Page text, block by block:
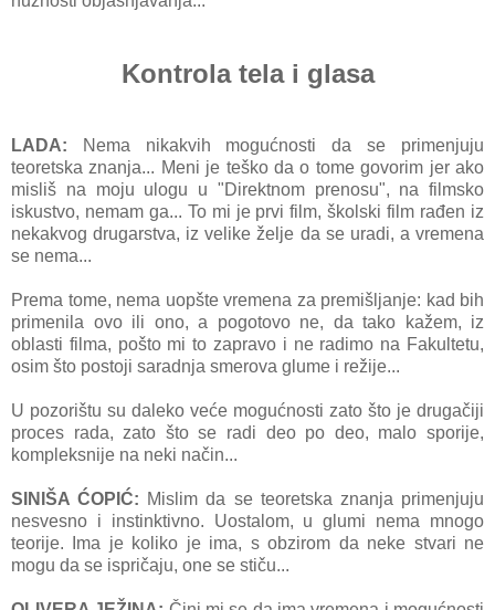
Kontrola tela i glasa
LADA: Nema nikakvih mogućnosti da se primenjuju
teoretska znanja... Meni je teško da o tome govorim jer ako
misliš na moju ulogu u "Direktnom prenosu", na filmsko
iskustvo, nemam ga... To mi je prvi film, školski film rađen iz
nekakvog drugarstva, iz velike želje da se uradi, a vremena
se nema...
Prema tome, nema uopšte vremena za premišljanje: kad bih
primenila ovo ili ono, a pogotovo ne, da tako kažem, iz
oblasti filma, pošto mi to zapravo i ne radimo na Fakultetu,
osim što postoji saradnja smerova glume i režije...
U pozorištu su daleko veće mogućnosti zato što je drugačiji
proces rada, zato što se radi deo po deo, malo sporije,
kompleksnije na neki način...
SINIŠA ĆOPIĆ: Mislim da se teoretska znanja primenjuju
nesvesno i instinktivno. Uostalom, u glumi nema mnogo
teorije. Ima je koliko je ima, s obzirom da neke stvari ne
mogu da se ispričaju, one se stiču...